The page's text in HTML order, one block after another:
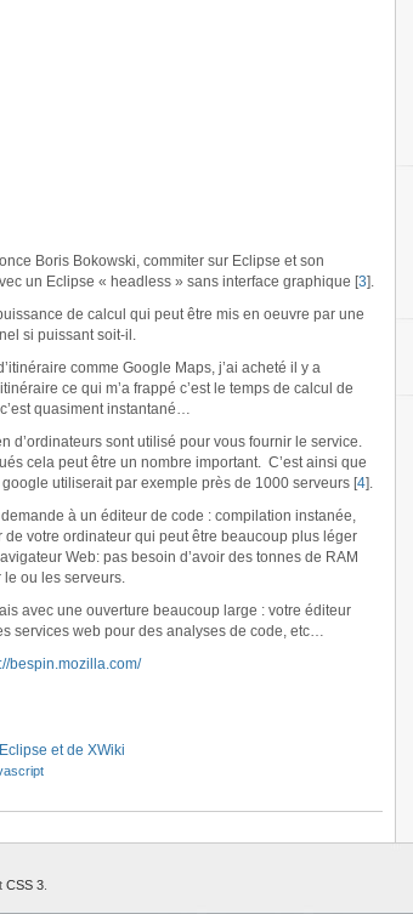
Boris Bokowski, commiter sur Eclipse et son
un Eclipse « headless » sans interface graphique [3].
de calcul qui peut être mis en oeuvre par une
si puissant soit-il.
comme Google Maps, j’ai acheté il y a
ce qui m’a frappé c’est le temps de calcul de
quasiment instantané…
d’ordinateurs sont utilisé pour vous fournir le service.
cela peut être un nombre important. C’est ainsi que
utiliserait par exemple près de 1000 serveurs [4].
à un éditeur de code : compilation instanée,
votre ordinateur qui peut être beaucoup plus léger
Web: pas besoin d’avoir des tonnes de RAM
ou les serveurs.
avec une ouverture beaucoup large : votre éditeur
services web pour des analyses de code, etc…
bespin.mozilla.com/
et de XWiki
CSS 3